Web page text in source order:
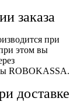
заказа
при
этом вы
ROBOKASSA.
доставке